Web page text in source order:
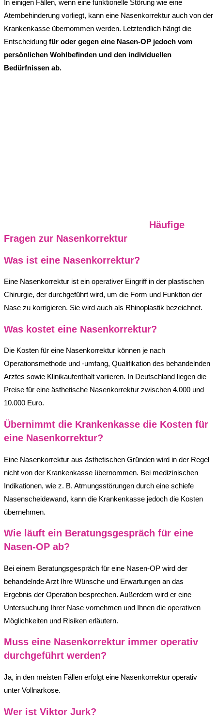
In einigen Fällen, wenn eine funktionelle Störung wie eine
Atembehinderung vorliegt, kann eine Nasenkorrektur auch von der
Krankenkasse übernommen werden. Letztendlich hängt die
Entscheidung für oder gegen eine Nasen-OP jedoch vom
persönlichen Wohlbefinden und den individuellen
Bedürfnissen ab.
Häufige
Fragen zur Nasenkorrektur
Was ist eine Nasenkorrektur?
Eine Nasenkorrektur ist ein operativer Eingriff in der plastischen
Chirurgie, der durchgeführt wird, um die Form und Funktion der
Nase zu korrigieren. Sie wird auch als Rhinoplastik bezeichnet.
Was kostet eine Nasenkorrektur?
Die Kosten für eine Nasenkorrektur können je nach
Operationsmethode und -umfang, Qualifikation des behandelnden
Arztes sowie Klinikaufenthalt variieren. In Deutschland liegen die
Preise für eine ästhetische Nasenkorrektur zwischen 4.000 und
10.000 Euro.
Übernimmt die Krankenkasse die Kosten für
eine Nasenkorrektur?
Eine Nasenkorrektur aus ästhetischen Gründen wird in der Regel
nicht von der Krankenkasse übernommen. Bei medizinischen
Indikationen, wie z. B. Atmungsstörungen durch eine schiefe
Nasenscheidewand, kann die Krankenkasse jedoch die Kosten
übernehmen.
Wie läuft ein Beratungsgespräch für eine
Nasen-OP ab?
Bei einem Beratungsgespräch für eine Nasen-OP wird der
behandelnde Arzt Ihre Wünsche und Erwartungen an das
Ergebnis der Operation besprechen. Außerdem wird er eine
Untersuchung Ihrer Nase vornehmen und Ihnen die operativen
Möglichkeiten und Risiken erläutern.
Muss eine Nasenkorrektur immer operativ
durchgeführt werden?
Ja, in den meisten Fällen erfolgt eine Nasenkorrektur operativ
unter Vollnarkose.
Wer ist Viktor Jurk?